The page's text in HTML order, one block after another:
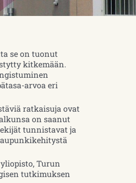
se on tuonut
kitkemään.
arvoa eri
ratkaisuja ovat
on saanut
tunnistavat ja
Turun
tutkimuksen